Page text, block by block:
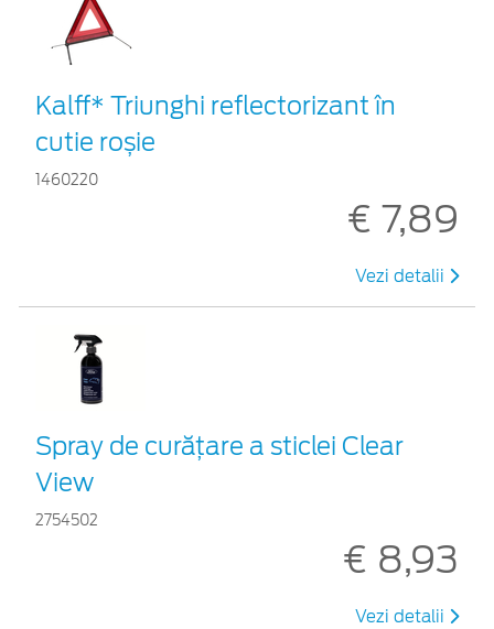
Kalff* Triunghi reflectorizant în
cutie roșie
1460220
€ 7,89
Vezi detalii
Spray de curățare a sticlei Clear
View
2754502
€ 8,93
Vezi detalii